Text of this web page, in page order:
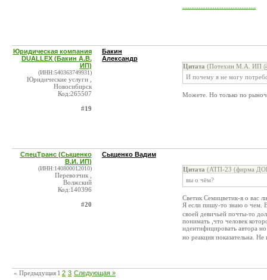
Юридическая компания
DUALLEX (Бакин А.В.
ИП)
(ИНН:540363749931)
Юридические услуги ,
Новосибирск
Код:265507
#19
Бакин
Александр
Цитата (Потехин М.А. ИП
И почему я не могу
Можете. Но только по
СпецТранс (Сыщенко
В.И. ИП)
(ИНН:140800012010)
Перевозчик ,
Волжский
Код:140396
#20
Сыщенко Вадим
Цитата (АТП-23 (фирма
вы о чём?
Светик Семицветик-я о вас
Я если пишу-то знаю о чем.
своей девичьей почты-то
понимать ,что человек
идентифицировать автора
но реакция показательна.
« Предыдущая 1 2 3 Следующая »